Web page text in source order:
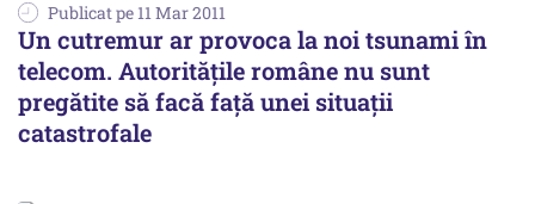
Publicat pe 11 Mar 2011
Un cutremur ar provoca la noi tsunami în
telecom. Autoritățile române nu sunt
pregătite să facă față unei situații
catastrofale